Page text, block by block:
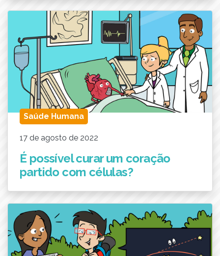
Saúde Humana
17 de agosto de 2022
É possível curar um coração
partido com células?